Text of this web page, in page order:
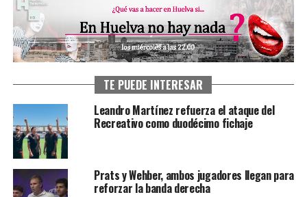
TE PUEDE INTERESAR
Leandro Martínez refuerza el ataque del
Recreativo como duodécimo fichaje
Prats y Wehber, ambos jugadores llegan para
reforzar la banda derecha